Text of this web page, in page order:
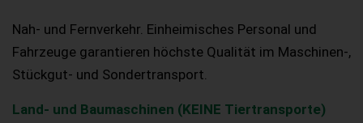
Nah- und Fernverkehr. Einheimisches Personal und
Fahrzeuge garantieren höchste Qualität im Maschinen-,
Stückgut- und Sondertransport.
Land- und Baumaschinen (KEINE Tiertransporte)